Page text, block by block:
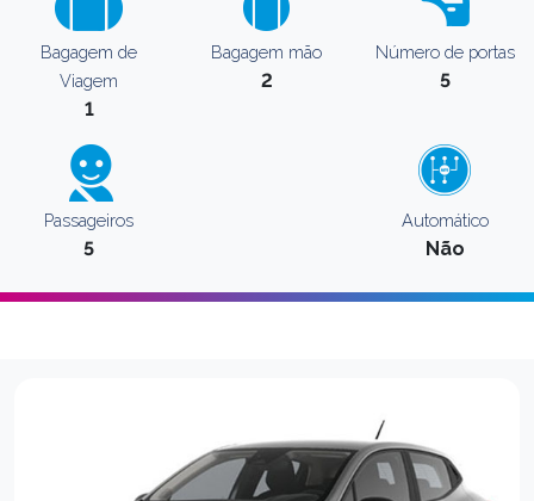
Bagagem de
Viagem
1
Bagagem mão
2
Número de portas
5
Passageiros
5
Automático
Não